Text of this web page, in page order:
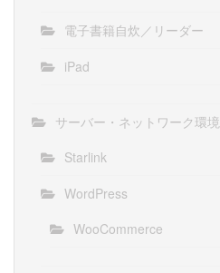
電子書籍自炊／リーダー
iPad
サーバー・ネットワーク環境
Starlink
WordPress
WooCommerce